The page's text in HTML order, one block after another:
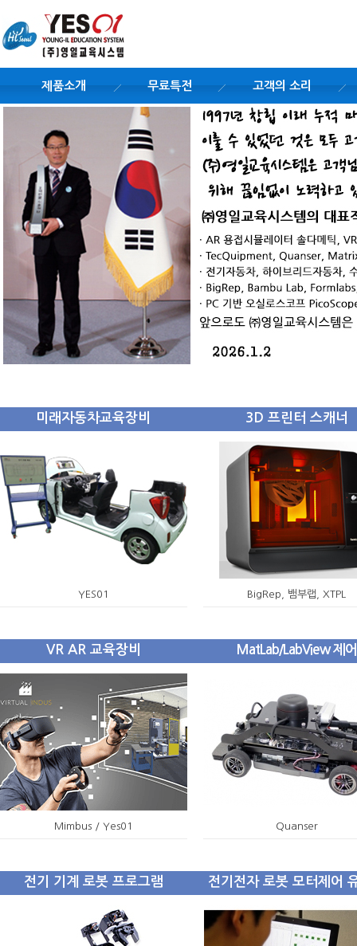
제품소개 무료특전 고객의 소리
미래자동차교육장비
YES01
3D 프린터 스캐너
BigRep, 뱀부랩, XTPL
VR AR 교육장비
Mimbus / Yes01
MatLab/LabView 제어
Quanser
전기 기계 로봇 프로그램 전기전자 로봇 모터제어